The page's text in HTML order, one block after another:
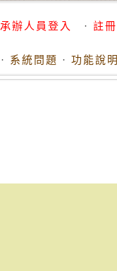
承辦人員登入 · 註冊
· 系統問題 · 功能說明